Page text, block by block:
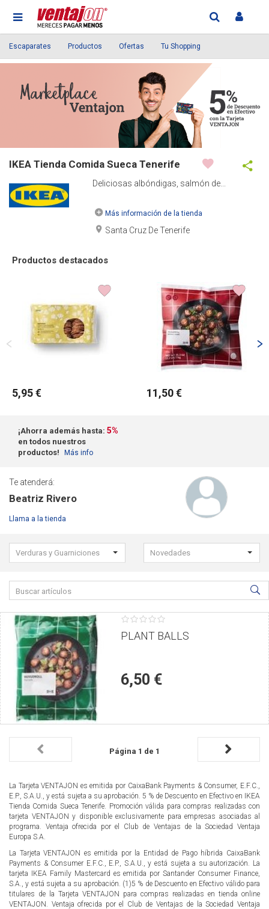
Escaparates Productos Ofertas Tu Shopping
IKEA Tienda Comida Sueca Tenerife
Deliciosas albóndigas, salmón de...
Más información de la tienda
Santa Cruz De Tenerife
Productos destacados
5,95 € 11,50 €
¡Ahorra además hasta: 5%
en todos nuestros
productos!
Más info
Te atenderá:
Beatriz Rivero
Llama a la tienda
Verduras y Guarniciones
Seleccione
los
buscar
el
Novedades
Buscar
productos:
Puntúe
el
1 estrellas
2 estrellas
3 estrellas
4 estrellas
5 estrellas
PLANT BALLS
6,50 €
Página 1 de 1
La Tarjeta VENTAJON es emitida por CaixaBank Payments & Consumer, E.F.C.,
E.P., S.A.U., y está sujeta a su aprobación. 5 % de Descuento en Efectivo en IKEA
Tienda Comida Sueca Tenerife. Promoción válida para compras realizadas con
tarjeta VENTAJON y disponible exclusivamente para empresas asociadas al
programa. Ventaja ofrecida por el Club de Ventajas de la Sociedad Ventaja
Europa S.A.
La Tarjeta VENTAJON es emitida por la Entidad de Pago híbrida CaixaBank
Payments & Consumer E.F.C., E.P., S.A.U., y está sujeta a su autorización. La
tarjeta IKEA Family Mastercard es emitida por Santander Consumer Finance,
S.A., y está sujeta a su aprobación. (1)5 % de Descuento en Efectivo válido para
titulares de la Tarjeta VENTAJON para compras realizadas en tienda online
VENTAJON. Ventaja ofrecida por el Club de Ventajas de la Sociedad Ventaja